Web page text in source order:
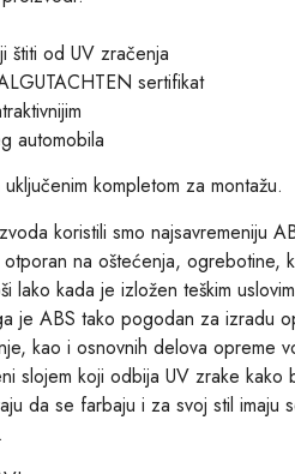
štiti od UV zračenja
sertifikat
automobila
kompletom za montažu.
koristili smo najsavremeniju
na oštećenja, ogrebotine,
lako kada je izložen teškim
je ABS tako pogodan za izradu
kao i osnovnih delova opreme
slojem koji odbija UV zrake kako
da se farbaju i za svoj stil imaju